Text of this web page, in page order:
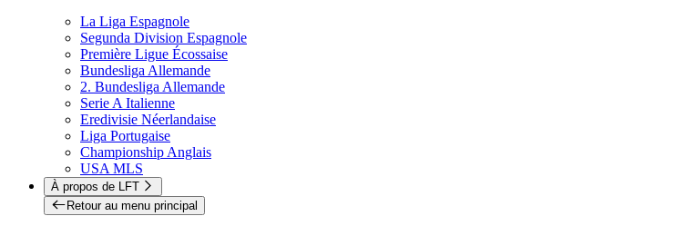
La Liga Espagnole
Segunda Division Espagnole
Première Ligue Écossaise
Bundesliga Allemande
2. Bundesliga Allemande
Serie A Italienne
Eredivisie Néerlandaise
Liga Portugaise
Championship Anglais
USA MLS
À propos de LFT
Retour au menu principal